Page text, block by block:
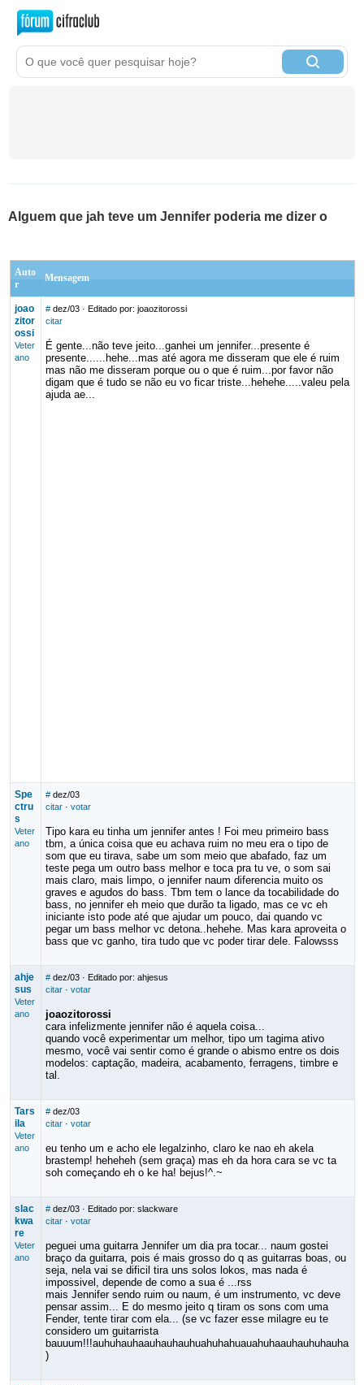
Alguem que jah teve um Jennifer poderia me dizer o
Auto
r
Mensagem
joao
zitor
ossi
Veter
ano
# dez/03· Editado por: joaozitorossi
citar
É gente...não teve jeito...ganhei um jennifer...presente é
presente......hehe...mas até agora me disseram que ele é ruim
mas não me disseram porque ou o que é ruim...por favor não
digam que é tudo se não eu vo ficar triste...hehehe.....valeu pela
ajuda ae...
Spe
ctru
s
Veter
ano
# dez/03
citar· votar
Tipo kara eu tinha um jennifer antes ! Foi meu primeiro bass
tbm, a única coisa que eu achava ruim no meu era o tipo de
som que eu tirava, sabe um som meio que abafado, faz um
teste pega um outro bass melhor e toca pra tu ve, o som sai
mais claro, mais limpo, o jennifer naum diferencia muito os
graves e agudos do bass. Tbm tem o lance da tocabilidade do
bass, no jennifer eh meio que durão ta ligado, mas ce vc eh
iniciante isto pode até que ajudar um pouco, dai quando vc
pegar um bass melhor vc detona..hehehe. Mas kara aproveita o
bass que vc ganho, tira tudo que vc poder tirar dele. Falowsss
ahje
sus
Veter
ano
# dez/03· Editado por: ahjesus
citar· votar
joaozitorossi
cara infelizmente jennifer não é aquela coisa...
quando você experimentar um melhor, tipo um tagima ativo
mesmo, você vai sentir como é grande o abismo entre os dois
modelos: captação, madeira, acabamento, ferragens, timbre e
tal.
Tars
ila
Veter
ano
# dez/03
citar· votar
eu tenho um e acho ele legalzinho, claro ke nao eh akela
brastemp! heheheh (sem graça) mas eh da hora cara se vc ta
soh começando eh o ke ha! bejus!^.~
slac
kwa
re
Veter
ano
# dez/03· Editado por: slackware
citar· votar
peguei uma guitarra Jennifer um dia pra tocar... naum gostei
braço da guitarra, pois é mais grosso do q as guitarras boas, ou
seja, nela vai se dificil tira uns solos lokos, mas nada é
impossivel, depende de como a sua é ...rss
mais Jennifer sendo ruim ou naum, é um instrumento, vc deve
pensar assim... E do mesmo jeito q tiram os sons com uma
Fender, tente tirar com ela... (se vc fazer esse milagre eu te
considero um guitarrista
bauuum!!!auhuhauhaauhauhauhuahuhahuauahuhaauhauhuhauha
)